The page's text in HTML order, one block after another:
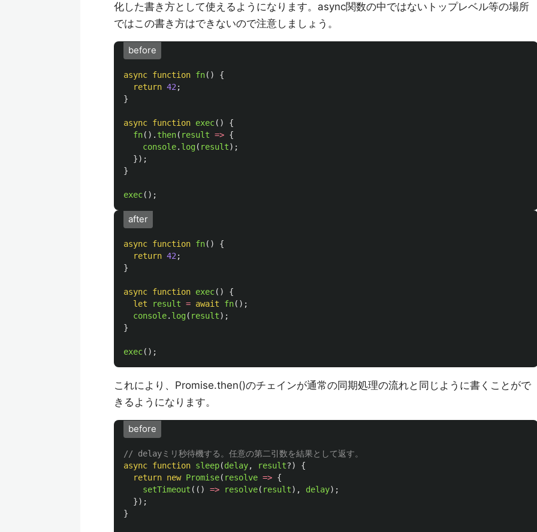
化した書き方として使えるようになります。async関数の中ではないトップレベル等の場所
ではこの書き方はできないので注意しましょう。
before
async function fn()
{
return 42 ;
}
async function exec()
{
fn(). then( result => {
console. log( result);
});
}
exec();
after
async function fn()
{
return 42 ;
}
async function exec()
{
let
result = await fn();
console. log( result);
}
exec();
これにより、Promise.then()のチェインが通常の同期処理の流れと同じように書くことがで
きるようになります。
before
// delayミリ秒待機する。任意の第二引数を結果として返す。
async function sleep(delay, result?)
{
return new Promise( resolve => {
setTimeout (() => resolve( result), delay);
});
}